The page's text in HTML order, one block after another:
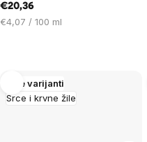
€20,36
Cijena
€4,07 / 100 ml
Srce i krvne žile
Više varijanti